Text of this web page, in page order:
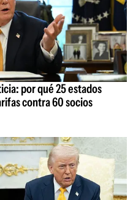
por qué 25 estados
contra 60 socios